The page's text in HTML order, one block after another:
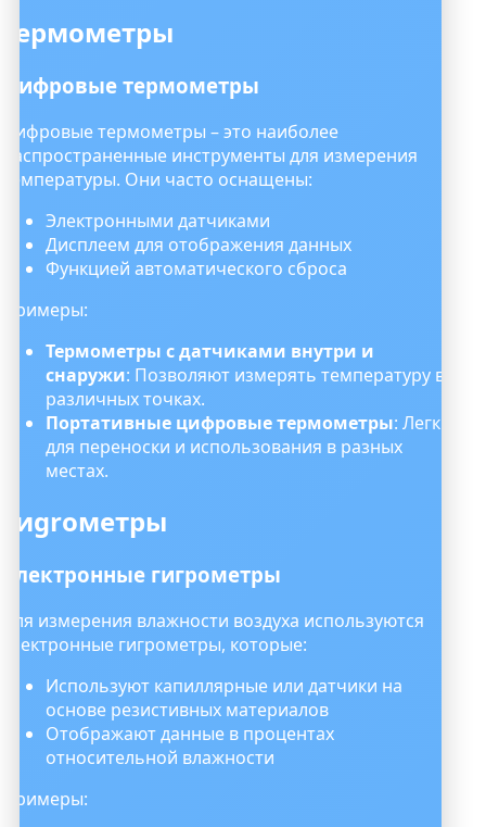
Термометры
Цифровые термометры
Цифровые термометры – это наиболее
распространенные инструменты для измерения
температуры. Они часто оснащены:
Электронными датчиками
Дисплеем для отображения данных
Функцией автоматического сброса
Примеры:
Термометры с датчиками внутри и
снаружи: Позволяют измерять температуру в
различных точках.
Портативные цифровые термометры: Легки
для переноски и использования в разных
местах.
Гиgroметры
Электронные гигрометры
Для измерения влажности воздуха используются
электронные гигрометры, которые:
Используют капиллярные или датчики на
основе резистивных материалов
Отображают данные в процентах
относительной влажности
Примеры: